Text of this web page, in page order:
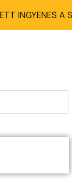
INGYENES A